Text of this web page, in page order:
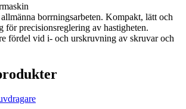
borrningsarbeten. Kompakt, lätt och
för precisionsreglering av hastigheten.
fördel vid i- och urskruvning av skruvar och